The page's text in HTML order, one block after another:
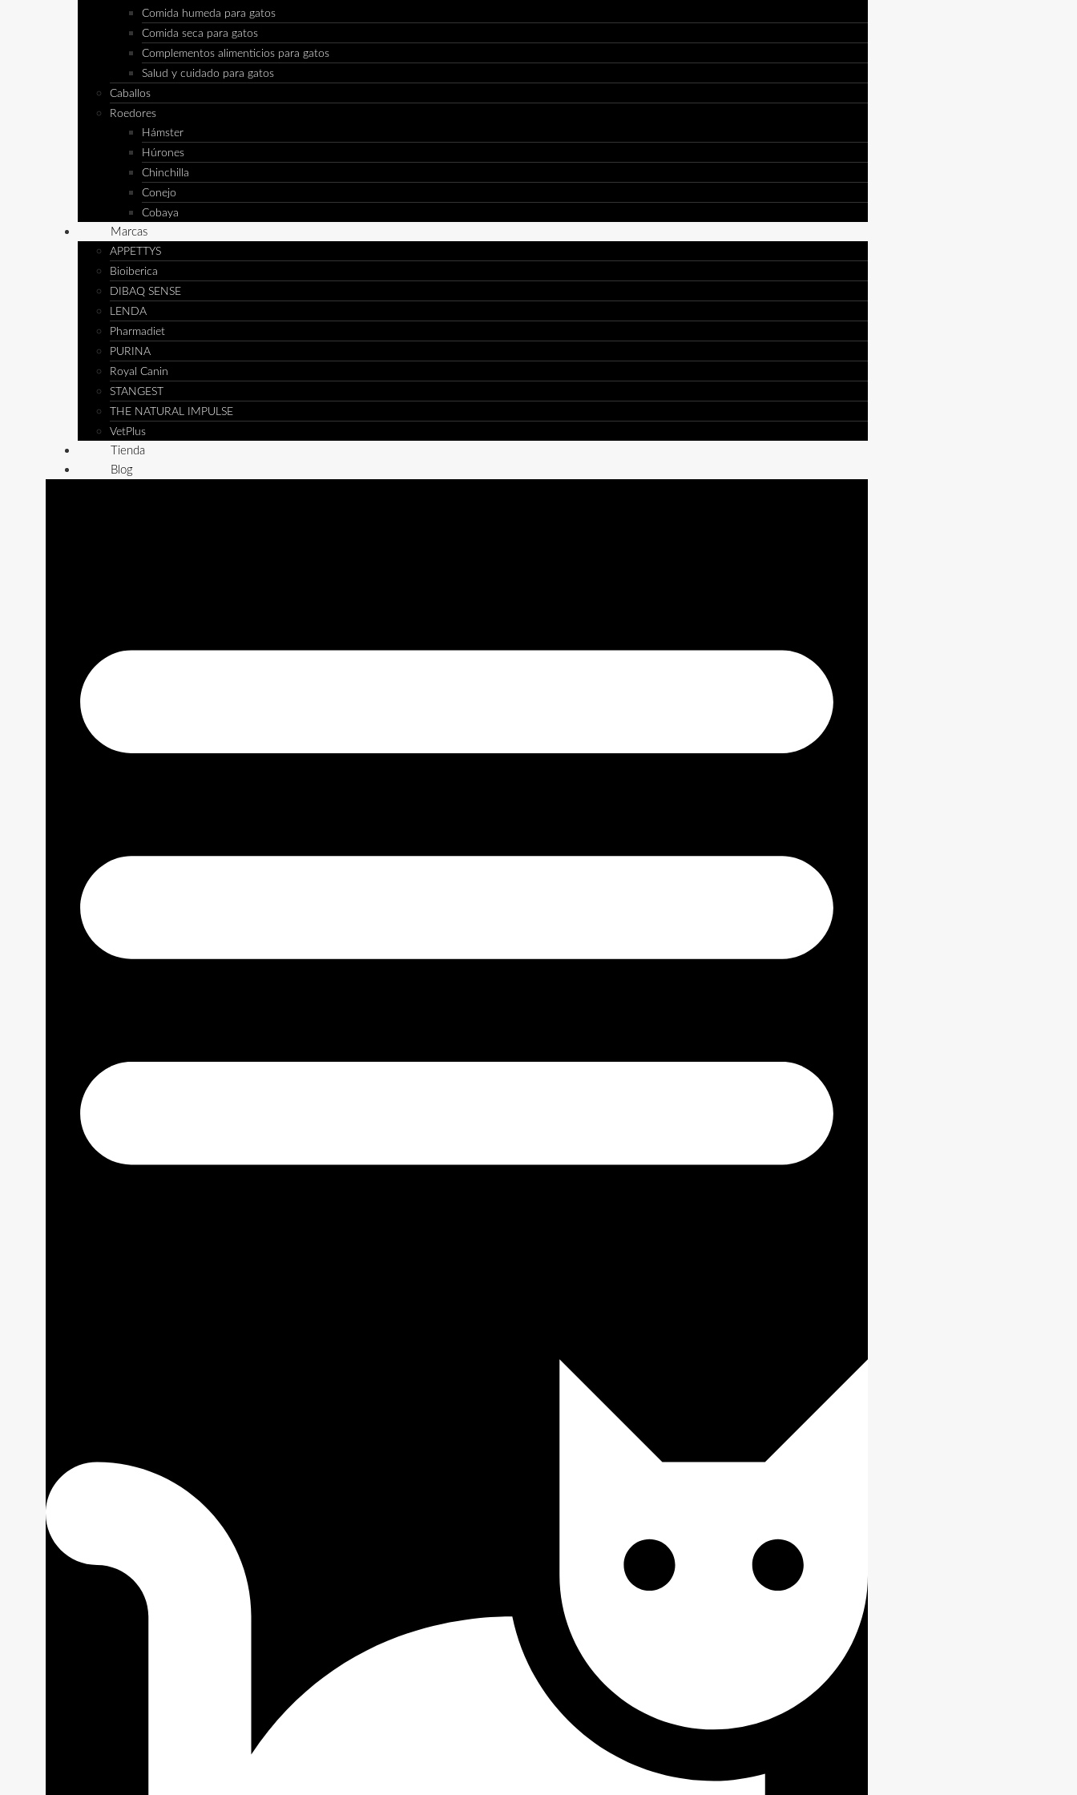
Comida humeda para gatos
Comida seca para gatos
Complementos alimenticios para gatos
Salud y cuidado para gatos
Caballos
Roedores
Hámster
Húrones
Chinchilla
Conejo
Cobaya
Marcas
APPETTYS
Bioiberica
DIBAQ SENSE
LENDA
Pharmadiet
PURINA
Royal Canin
STANGEST
THE NATURAL IMPULSE
VetPlus
Tienda
Blog